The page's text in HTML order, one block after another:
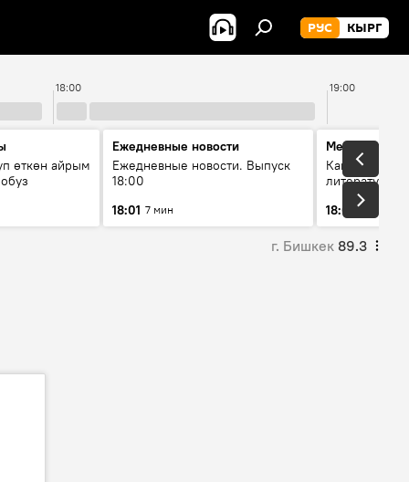
РУС КЫРГ
18:00 19:00
өткөн айрым
Ежедневные новости
Ежедневные новости. Выпуск
18:00
18:01 7 мин
Между строк
Как кошки
литературу
18:08
г. Бишкек 89.3